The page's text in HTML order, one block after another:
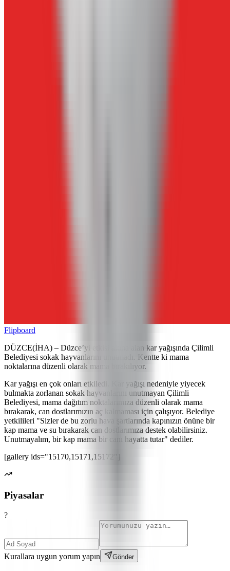
Flipboard
DÜZCE(İHA) – Düzce’yi etkisi altına alan kar yağışında Çilimli
Belediyesi sokak hayvanlarını unutmadı. Kentte ki mama
noktalarına düzenli olarak mama bırakılıyor.
Kar yağışı en çok onları etkiledi. Kar yağışı nedeniyle yiyecek
bulmakta zorlanan sokak hayvanlarını unutmayan Çilimli
Belediyesi, mama dağıtım noktalarımıza düzenli olarak mama
bırakarak, can dostlarımızın aç kalmaması için çalışıyor. Belediye
yetkilileri "Sizler de bu zorlu hava şartlarında kapınızın önüne bir
kap mama ve su bırakarak can dostlarımıza destek olabilirsiniz.
Unutmayalım, bir kap mama bir canı hayatta tutar" dediler.
[gallery ids="15170,15171,15172"]
Piyasalar
?
Kurallara uygun yorum yapın Gönder